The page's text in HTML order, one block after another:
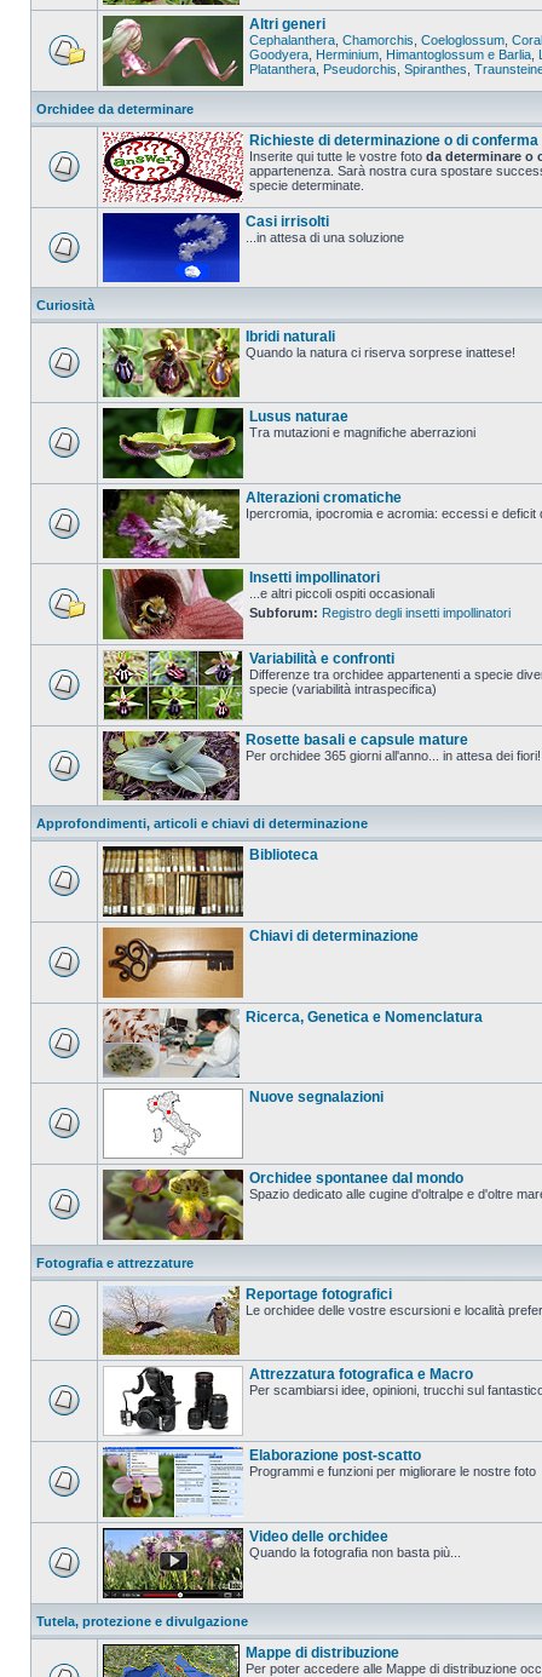
Altri generi
Cephalanthera Chamorchis Coeloglossum
Goodyera Herminium Himantoglossum e Barlia
Platanthera Pseudorchis Spiranthes
Orchidee da determinare
Richieste di determinazione o di conferma
Inserite qui tutte le vostre foto da determinare o
appartenenza. Sarà nostra cura spostare
specie determinate.
Casi irrisolti
...in attesa di una soluzione
Curiosità
Ibridi naturali
Quando la natura ci riserva sorprese inattese!
Lusus naturae
Tra mutazioni e magnifiche aberrazioni
Alterazioni cromatiche
Ipercromia, ipocromia e acromia: eccessi e deficit
Insetti impollinatori
...e altri piccoli ospiti occasionali
Subforum: Registro degli insetti impollinatori
Variabilità e confronti
Differenze tra orchidee appartenenti a specie
specie (variabilità intraspecifica)
Rosette basali e capsule mature
Per orchidee 365 giorni all'anno... in attesa dei fiori!
Approfondimenti, articoli e chiavi di determinazione
Biblioteca
Chiavi di determinazione
Ricerca, Genetica e Nomenclatura
Nuove segnalazioni
Orchidee spontanee dal mondo
Spazio dedicato alle cugine d'oltralpe e d'oltre
Fotografia e attrezzature
Reportage fotografici
Le orchidee delle vostre escursioni e località
Attrezzatura fotografica e Macro
Per scambiarsi idee, opinioni, trucchi sul
Elaborazione post-scatto
Programmi e funzioni per migliorare le nostre foto
Video delle orchidee
Quando la fotografia non basta più...
Tutela, protezione e divulgazione
Mappe di distribuzione
Per poter accedere alle Mappe di distribuzione